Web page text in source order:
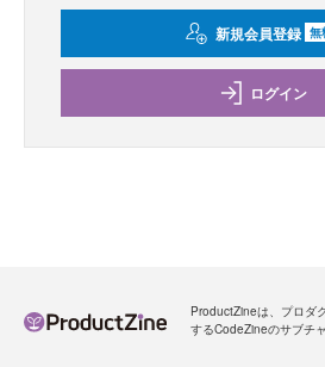
新規会員登録 無
ログイン
ProductZineは、プロダ
するCodeZineのサブチ